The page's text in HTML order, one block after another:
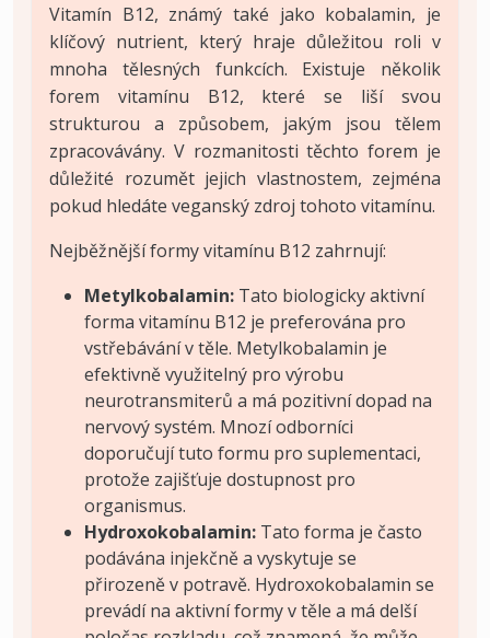
Vitamín B12, známý také jako kobalamin, je
klíčový nutrient, který hraje důležitou roli v
mnoha tělesných funkcích. Existuje několik
forem vitamínu B12, které se liší svou
strukturou a způsobem, jakým jsou tělem
zpracovávány. V rozmanitosti těchto forem je
důležité rozumět jejich vlastnostem, zejména
pokud hledáte veganský zdroj tohoto vitamínu.
Nejběžnější formy vitamínu B12 zahrnují:
Metylkobalamin: Tato biologicky aktivní
forma vitamínu B12 je preferována pro
vstřebávání v těle. Metylkobalamin je
efektivně využitelný pro výrobu
neurotransmiterů a má pozitivní dopad na
nervový systém. Mnozí odborníci
doporučují tuto formu pro suplementaci,
protože zajišťuje dostupnost pro
organismus.
Hydroxokobalamin: Tato forma je často
podávána injekčně a vyskytuje se
přirozeně v potravě. Hydroxokobalamin se
prevádí na aktivní formy v těle a má delší